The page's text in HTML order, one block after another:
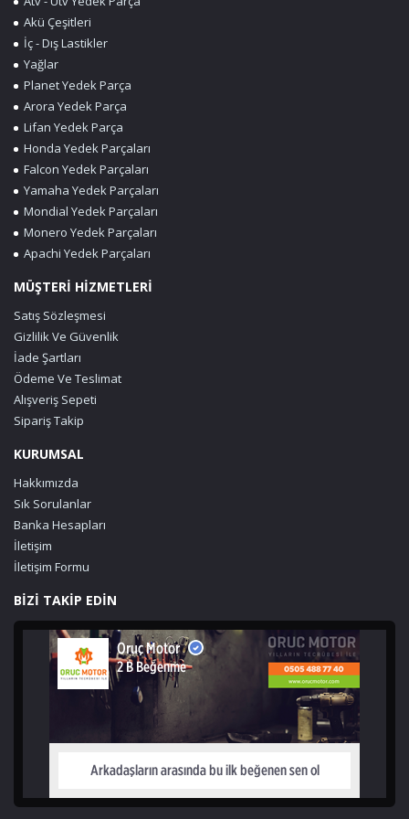
Akü Çeşitleri
İç - Dış Lastikler
Yağlar
Planet Yedek Parça
Arora Yedek Parça
Lifan Yedek Parça
Honda Yedek Parçaları
Falcon Yedek Parçaları
Yamaha Yedek Parçaları
Mondial Yedek Parçaları
Monero Yedek Parçaları
Apachi Yedek Parçaları
MÜŞTERİ HİZMETLERİ
Satış Sözleşmesi
Gizlilik Ve Güvenlik
İade Şartları
Ödeme Ve Teslimat
Alışveriş Sepeti
Sipariş Takip
KURUMSAL
Hakkımızda
Sık Sorulanlar
Banka Hesapları
İletişim
İletişim Formu
BİZİ TAKİP EDİN